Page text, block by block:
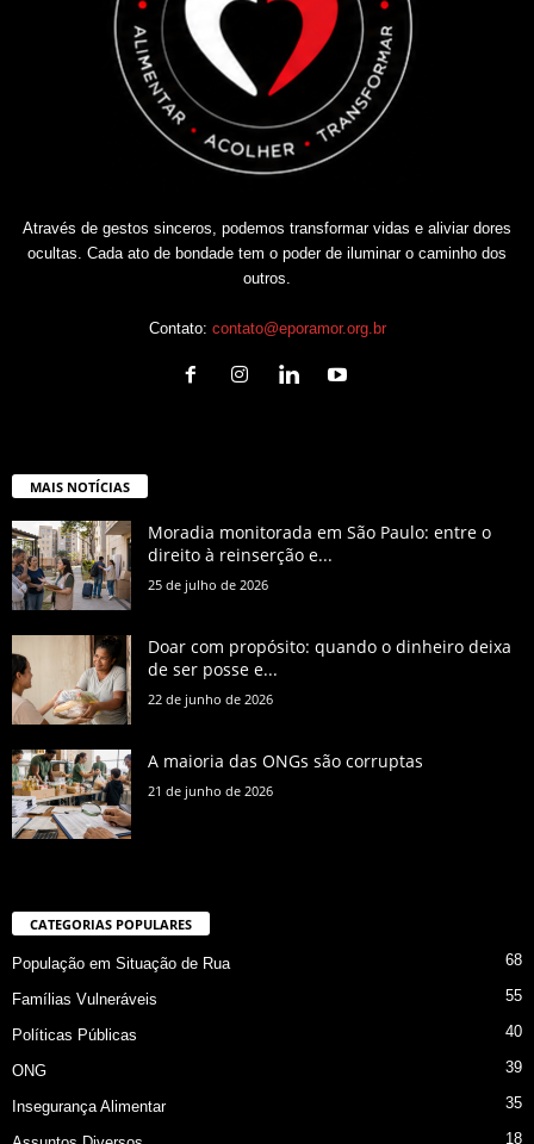
Através de gestos sinceros, podemos transformar vidas e aliviar dores
ocultas. Cada ato de bondade tem o poder de iluminar o caminho dos
outros.
Contato: contato@eporamor.org.br
MAIS NOTÍCIAS
Moradia monitorada em São Paulo: entre o
direito à reinserção e...
25 de julho de 2026
Doar com propósito: quando o dinheiro deixa
de ser posse e...
22 de junho de 2026
A maioria das ONGs são corruptas
21 de junho de 2026
CATEGORIAS POPULARES
População em Situação de Rua 68
Famílias Vulneráveis 55
Políticas Públicas 40
ONG 39
Insegurança Alimentar 35
18